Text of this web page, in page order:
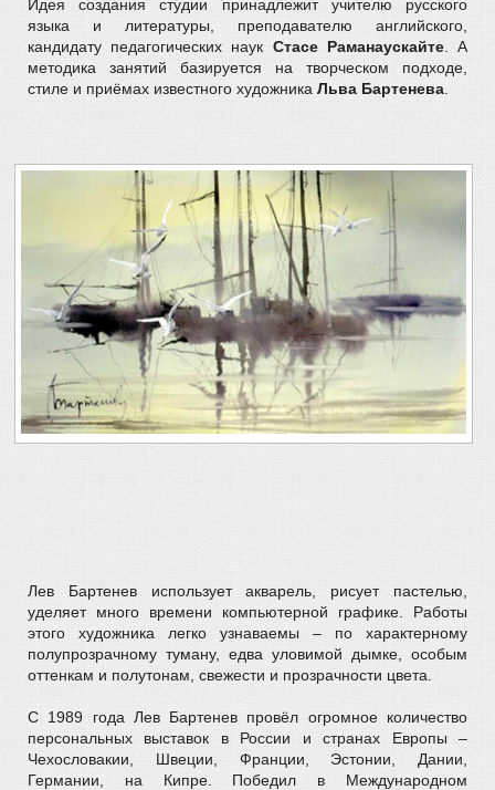
Идея создания студии принадлежит учителю русского
языка и литературы, преподавателю английского,
кандидату педагогических наук Стасе Раманаускайте. А
методика занятий базируется на творческом подходе,
стиле и приёмах известного художника Льва Бартенева
Лев Бартенев использует акварель, рисует пастелью,
уделяет много времени компьютерной графике. Работы
этого художника легко узнаваемы – по характерному
полупрозрачному туману, едва уловимой дымке, особым
оттенкам и полутонам, свежести и прозрачности цвета.
С 1989 года Лев Бартенев провёл огромное количество
персональных выставок в России и странах Европы –
Чехословакии, Швеции, Франции, Эстонии, Дании,
Германии, на Кипре. Победил в Международном